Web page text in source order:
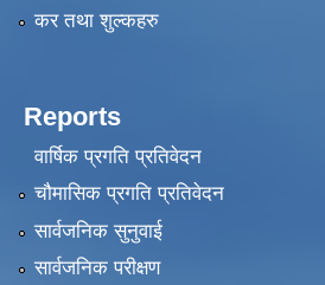
कर तथा शुल्कहरु
Reports
वार्षिक प्रगति प्रतिवेदन
चौमासिक प्रगति प्रतिवेदन
सार्वजनिक सुनुवाई
सार्वजनिक परीक्षण